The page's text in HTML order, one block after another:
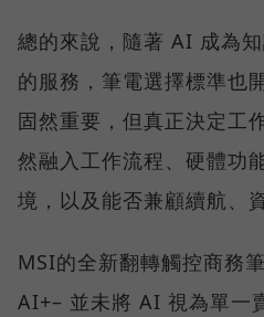
總的來說，隨著 AI 成為
的服務，筆電選擇標準也
固然重要，但真正決定工
然融入工作流程、硬體功
境，以及能否兼顧續航、
MSI的全新翻轉觸控商務
AI+– 並未將 AI 視為單一